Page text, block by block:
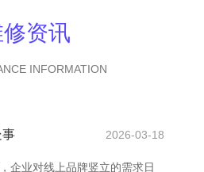
资讯
INFORMATION
事 2026-03-18
企业对线上品牌竖立的需求日